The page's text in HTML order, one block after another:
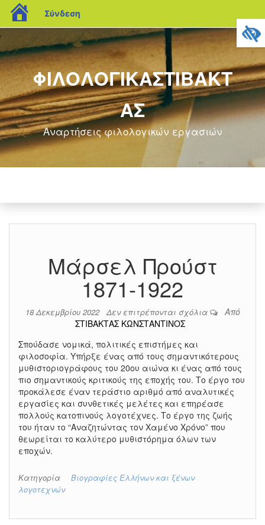
blogs.sch.gr
Σύνδεση
ΦΙΛΟΛΟΓΙΚΑΣΤΙΒΑΚΤ
ΑΣ
Αναρτήσεις φιλολογικών εργασιών
Μάρσελ Προύστ
1871-1922
18 Δεκεμβρίου 2022 Δεν επιτρέπονται σχόλια
Από
ΣΤΙΒΑΚΤΑΣ ΚΩΝΣΤΑΝΤΙΝΟΣ
Σπούδασε νομικά, πολιτικές επιστήμες και
φιλοσοφία. Yπήρξε ένας από τους σημαντικότερους
μυθιστοριογράφους του 20ου αιώνα κι ένας από τους
πιο σημαντικούς κριτικούς της εποχής του. Tο έργο του
προκάλεσε έναν τεράστιο αριθμό από αναλυτικές
εργασίες και συνθετικές μελέτες και επηρέασε
πολλούς κατοπινούς λογοτέχνες. Το έργο της ζωής
του ήταν το “Αναζητώντας τον Χαμένο Χρόνο” που
θεωρείται το καλύτερο μυθιστόρημα όλων των
εποχών.
Κατηγορία
Βιογραφίες Ελλήνων και ξένων
λογοτεχνών